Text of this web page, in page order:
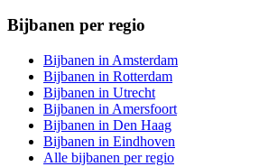
Bijbanen per regio
Bijbanen in Amsterdam
Bijbanen in Rotterdam
Bijbanen in Utrecht
Bijbanen in Amersfoort
Bijbanen in Den Haag
Bijbanen in Eindhoven
Alle bijbanen per regio